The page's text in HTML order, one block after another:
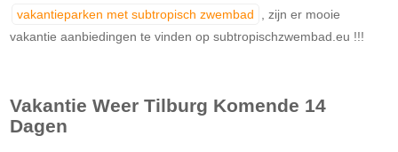
vakantieparken met subtropisch zwembad
, zijn er mooie
vakantie aanbiedingen te vinden op subtropischzwembad.eu !!!
Vakantie Weer Tilburg Komende 14
Dagen